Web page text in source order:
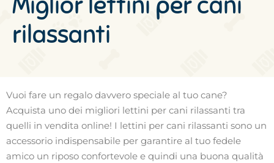
rilassanti
Vuoi fare un regalo davvero speciale al tuo cane?
Acquista uno dei migliori lettini per cani rilassanti tra
quelli in vendita online! I lettini per cani rilassanti sono un
accessorio indispensabile per garantire al tuo fedele
amico un riposo confortevole e quindi una buona qualità